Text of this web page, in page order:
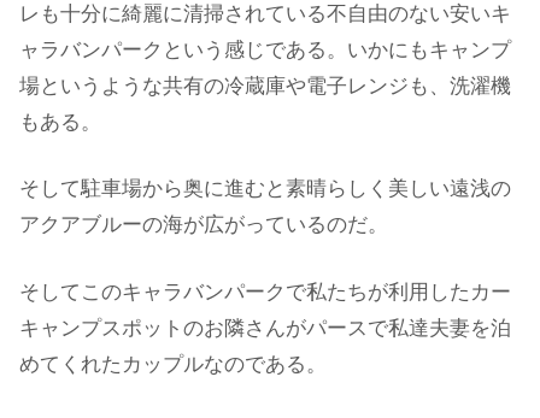
レも十分に綺麗に清掃されている不自由のない安いキ
ャラバンパークという感じである。いかにもキャンプ
場というような共有の冷蔵庫や電子レンジも、洗濯機
もある。
そして駐車場から奥に進むと素晴らしく美しい遠浅の
アクアブルーの海が広がっているのだ。
そしてこのキャラバンパークで私たちが利用したカー
キャンプスポットのお隣さんがパースで私達夫妻を泊
めてくれたカップルなのである。